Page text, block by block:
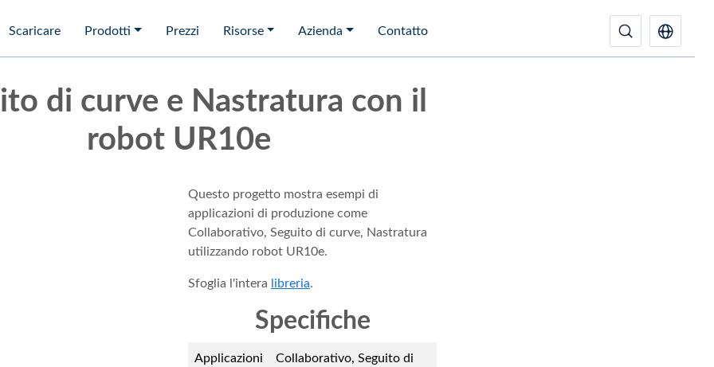
Scaricare Prodotti Prezzi Risorse Azienda Contatto
di curve e Nastratura con il
robot UR10e
Questo progetto mostra esempi di
applicazioni di produzione come
Collaborativo, Seguito di curve, Nastratura
utilizzando robot UR10e.
Sfoglia l'intera libreria.
Specifiche
Applicazioni
Collaborativo, Seguito di